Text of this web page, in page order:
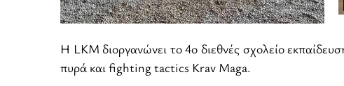
Η LKM διοργανώνει το 4ο διεθνές σχολείο
πυρά και fighting tactics Krav Maga.